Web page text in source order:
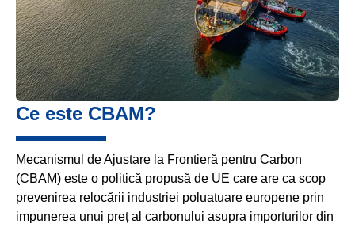
Ce este CBAM?
Mecanismul de Ajustare la Frontieră pentru Carbon
(CBAM) este o politică propusă de UE care are ca scop
prevenirea relocării industriei poluatuare europene prin
impunerea unui preț al carbonului asupra importurilor din